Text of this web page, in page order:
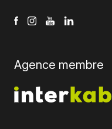
Agence membre